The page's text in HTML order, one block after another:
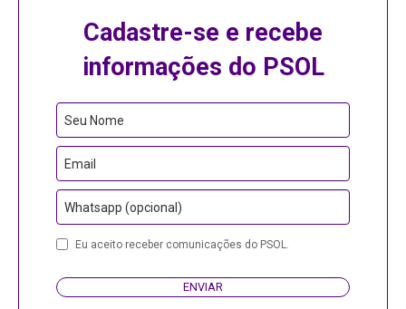
Cadastre-se e recebe
informações do PSOL
Seu Nome
Email
Whatsapp (opcional)
PhoneEu aceito receber comunicações do PSOL.
ENVIAR